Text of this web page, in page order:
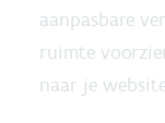
aanpasbare
ruimte
naar je